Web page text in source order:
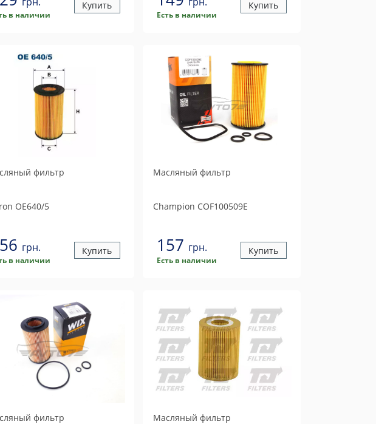
в наличии
Купить
Есть в наличии
Купить
фильтр
OE640/5
грн.
в наличии
Купить
Масляный фильтр
Champion COF100509E
157 грн.
Есть в наличии
Купить
фильтр Масляный фильтр